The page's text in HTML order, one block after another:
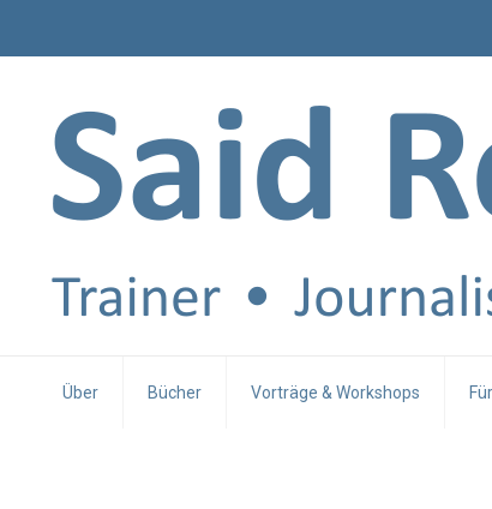
Über Bücher Vorträge & Workshops